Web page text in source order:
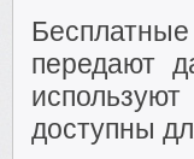
передают
доступны